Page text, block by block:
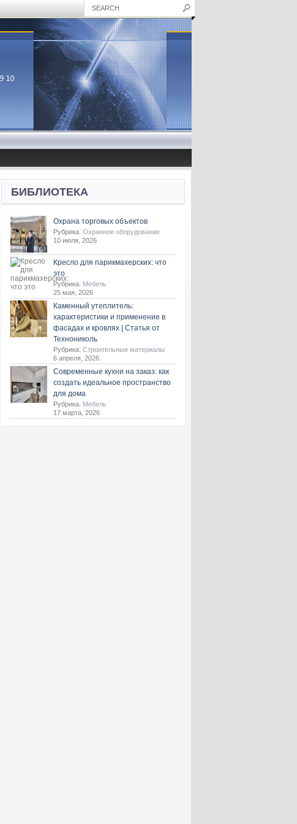
БИБЛИОТЕКА
Охрана торговых объектов
Рубрика: Охранное оборудование
10 июля, 2026
Кресло для парикмахерских: что
это
Рубрика: Мебель
25 мая, 2026
Каменный утеплитель:
характеристики и применение в
фасадах и кровлях | Статья от
Технониколь
Рубрика: Строительные материалы
6 апреля, 2026
Современные кухни на заказ: как
создать идеальное пространство
для дома
Рубрика: Мебель
17 марта, 2026